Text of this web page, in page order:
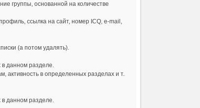
группы, основанной на количестве
ссылка на сайт, номер ICQ, e-mail,
(а потом удалять).
данном разделе.
активность в определенных разделах и т.
данном разделе.